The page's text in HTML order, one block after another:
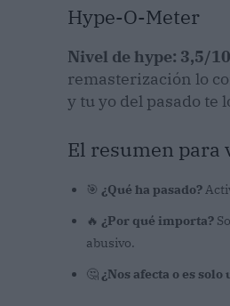
Hype-O-Meter
Nivel de hype: 3,5/
remasterización lo
y tu yo del pasado te
El resumen para
🎯 ¿Qué ha pasado?
🔥 ¿Por qué importa?
abusivo.
🤔 ¿Nos afecta o es solo